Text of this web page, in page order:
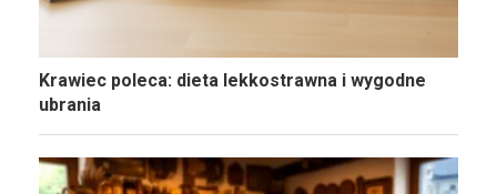
Krawiec poleca: dieta lekkostrawna i wygodne
ubrania